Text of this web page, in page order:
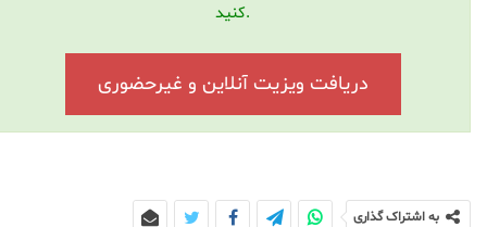
کنید.
دریافت ویزیت آنلاین و غیرحضوری
به اشتراک گذاری